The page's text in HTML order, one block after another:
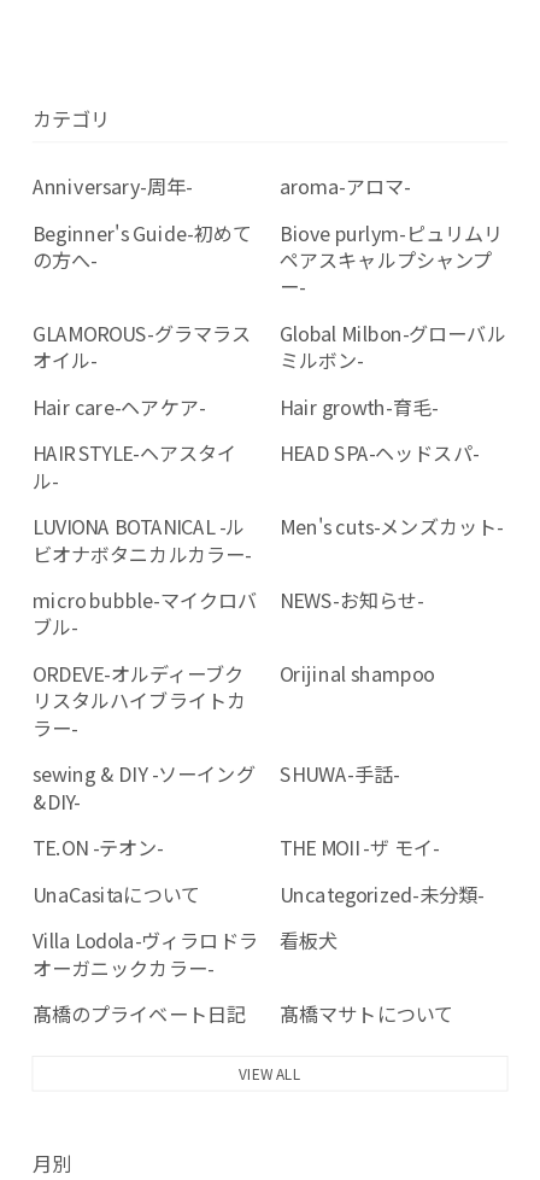
カテゴリ
Anniversary-周年-
aroma-アロマ-
Beginner's Guide-初めて
の方へ-
Biove purlym-ピュリムリ
ペアスキャルプシャンプ
ー-
GLAMOROUS-グラマラス
オイル-
Global Milbon-グローバル
ミルボン-
Hair care-ヘアケア-
Hair growth-育毛-
HAIR STYLE-ヘアスタイ
ル-
HEAD SPA-ヘッドスパ-
LUVIONA BOTANICAL -ル
ビオナボタニカルカラー-
Men's cuts-メンズカット-
micro bubble-マイクロバ
ブル-
NEWS-お知らせ-
ORDEVE-オルディーブク
リスタルハイブライトカ
ラー-
Orijinal shampoo
sewing & DIY -ソーイング
&DIY-
SHUWA-手話-
TE.ON -テオン-
THE MOII -ザ モイ-
UnaCasitaについて
Uncategorized-未分類-
Villa Lodola-ヴィラロドラ
オーガニックカラー-
看板犬
髙橋のプライベート日記 髙橋マサトについて
VIEW ALL
月別